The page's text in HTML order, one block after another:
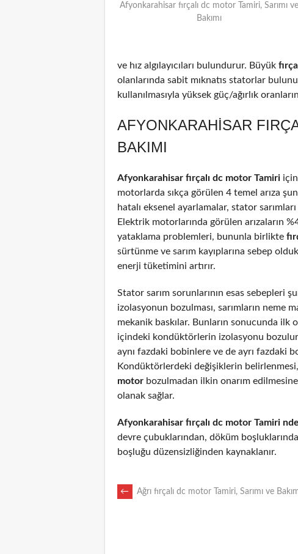
Afyonkarahisar fırçalı dc motor Tamiri, Sarımı ve
Bakımı
ve hız algılayıcıları bulundurur. Büyük
olanlarında sabit mıknatıs statorlar
kullanılmasıyla yüksek güç/ağırlık
AFYONKARAHISAR
BAKIMI
Afyonkarahisar fırçalı dc motor Tamiri
motorlarda sıkça görülen 4 temel arıza
hatalı eksenel ayarlamalar, stator
Elektrik motorlarında görülen arızaların
yataklama problemleri, bununla birlikte
sürtünme ve sarım kayıplarına sebep
enerji tüketimini artırır.
Stator sarım sorunlarının esas sebepleri
izolasyonun bozulması, sarımların neme
mekanik baskılar. Bunların sonucunda ilk
içindeki kondüktörlerin izolasyonu
aynı fazdaki bobinlere ve de ayrı fazdaki
Kondüktörlerdeki değişiklerin belirlenmesi,
motor bozulmadan ilkin onarım
olanak sağlar.
Afyonkarahisar fırçalı dc motor Tamiri nde
devre çubuklarından, döküm
boşluğu düzensizliğinden kaynaklanır.
POST
← Ağrı fırçalı dc motor Tamiri, Sarımı ve